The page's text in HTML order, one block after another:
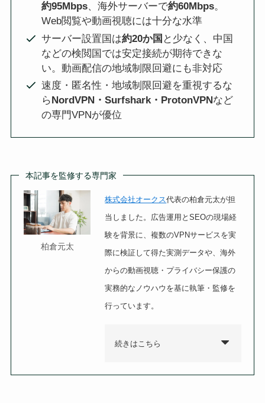
約95Mbps、海外サーバーで約60Mbps。
Web閲覧や動画視聴には十分な水準
サーバー設置国は約20か国 と少なく、中国
などの検閲国では安定接続が期待できな
い。動画配信の地域制限回避にも非対応
速度・匿名性・地域制限回避を重視するな
らNordVPN・Surfshark・ProtonVPNなど
の専門VPNが優位
本記事を監修する専門家
柏倉元太
株式会社オークス代表の柏倉元太が担
当しました。広告運用とSEOの現場経
験を背景に、複数のVPNサービスを実
際に検証して得た実測データや、海外
からの動画視聴・プライバシー保護の
実務的なノウハウを基に執筆・監修を
行っています。
続きはこちら